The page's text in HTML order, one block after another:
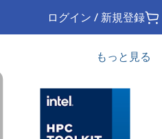
ログイン / 新規登録
もっと見る